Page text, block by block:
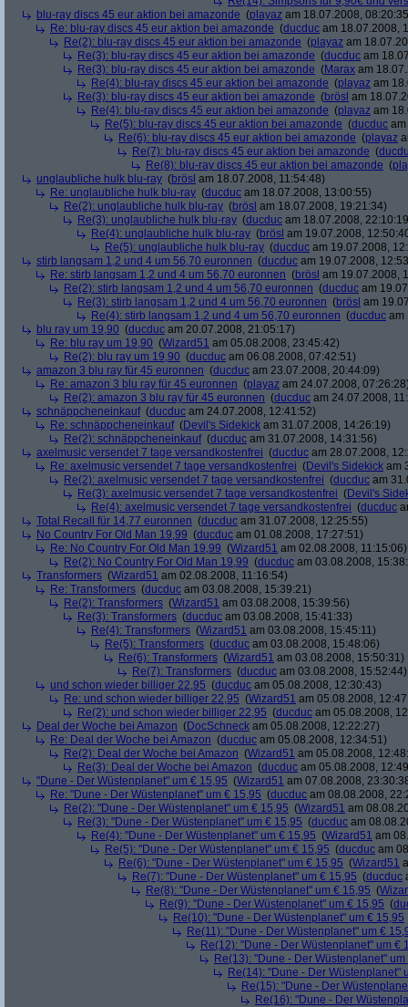
blu-ray discs 45 eur aktion bei amazonde (playaz am 18.07.2008,
Re: blu-ray discs 45 eur aktion bei amazonde (ducduc am 18.07.2008,
Re(2): blu-ray discs 45 eur aktion bei amazonde (playaz am
Re(3): blu-ray discs 45 eur aktion bei amazonde (ducduc am
Re(3): blu-ray discs 45 eur aktion bei amazonde (Marax am
Re(4): blu-ray discs 45 eur aktion bei amazonde (playaz am
Re(3): blu-ray discs 45 eur aktion bei amazonde (brösl am
Re(4): blu-ray discs 45 eur aktion bei amazonde (playaz am
Re(5): blu-ray discs 45 eur aktion bei amazonde (ducduc
Re(6): blu-ray discs 45 eur aktion bei amazonde (playaz
Re(7): blu-ray discs 45 eur aktion bei amazonde (
Re(8): blu-ray discs 45 eur aktion bei amazonde (
unglaubliche hulk blu-ray (brösl am 18.07.2008, 11:54:48)
Re: unglaubliche hulk blu-ray (ducduc am 18.07.2008, 13:00:55)
Re(2): unglaubliche hulk blu-ray (brösl am 18.07.2008, 19:21:34)
Re(3): unglaubliche hulk blu-ray (ducduc am 18.07.2008,
Re(4): unglaubliche hulk blu-ray (brösl am 19.07.2008,
Re(5): unglaubliche hulk blu-ray (ducduc am 19.07.2008,
stirb langsam 1,2 und 4 um 56,70 euronnen (ducduc am 19.07.2008,
Re: stirb langsam 1,2 und 4 um 56,70 euronnen (brösl am 19.07.2008,
Re(2): stirb langsam 1,2 und 4 um 56,70 euronnen (ducduc am
Re(3): stirb langsam 1,2 und 4 um 56,70 euronnen (brösl am
Re(4): stirb langsam 1,2 und 4 um 56,70 euronnen (ducduc am
blu ray um 19,90 (ducduc am 20.07.2008, 21:05:17)
Re: blu ray um 19,90 (Wizard51 am 05.08.2008, 23:45:42)
Re(2): blu ray um 19,90 (ducduc am 06.08.2008, 07:42:51)
amazon 3 blu ray für 45 euronnen (ducduc am 23.07.2008, 20:44:09)
Re: amazon 3 blu ray für 45 euronnen (playaz am 24.07.2008,
Re(2): amazon 3 blu ray für 45 euronnen (ducduc am 24.07.2008,
schnäppcheneinkauf(ducduc am 24.07.2008, 12:41:52)
Re: schnäppcheneinkauf(Devil's Sidekick am 31.07.2008, 14:26:19)
Re(2): schnäppcheneinkauf(ducduc am 31.07.2008, 14:31:56)
axelmusic versendet 7 tage versandkostenfrei (ducduc am 28.07.2008,
Re: axelmusic versendet 7 tage versandkostenfrei (Devil's Sidekick am
Re(2): axelmusic versendet 7 tage versandkostenfrei (ducduc am
Re(3): axelmusic versendet 7 tage versandkostenfrei (Devil's
Re(4): axelmusic versendet 7 tage versandkostenfrei (ducduc
Total Recall für 14,77 euronnen (ducduc am 31.07.2008, 12:25:55)
No Country For Old Man 19,99 (ducduc am 01.08.2008, 17:27:51)
Re: No Country For Old Man 19,99 (Wizard51 am 02.08.2008, 11:15:06)
Re(2): No Country For Old Man 19,99 (ducduc am 03.08.2008,
Transformers (Wizard51 am 02.08.2008, 11:16:54)
Re: Transformers (ducduc am 03.08.2008, 15:39:21)
Re(2): Transformers (Wizard51 am 03.08.2008, 15:39:56)
Re(3): Transformers (ducduc am 03.08.2008, 15:41:33)
Re(4): Transformers (Wizard51 am 03.08.2008, 15:45:11)
Re(5): Transformers (ducduc am 03.08.2008, 15:48:06)
Re(6): Transformers (Wizard51 am 03.08.2008, 15:50:31)
Re(7): Transformers (ducduc am 03.08.2008, 15:52:44)
und schon wieder billiger 22,95 (ducduc am 05.08.2008, 12:30:43)
Re: und schon wieder billiger 22,95 (Wizard51 am 05.08.2008,
Re(2): und schon wieder billiger 22,95 (ducduc am 05.08.2008,
Deal der Woche bei Amazon (DocSchneck am 05.08.2008, 12:22:27)
Re: Deal der Woche bei Amazon (ducduc am 05.08.2008, 12:34:51)
Re(2): Deal der Woche bei Amazon (Wizard51 am 05.08.2008,
Re(3): Deal der Woche bei Amazon (ducduc am 05.08.2008,
"Dune - Der Wüstenplanet" um € 15,95 (Wizard51 am 07.08.2008,
Re: "Dune - Der Wüstenplanet" um € 15,95 (ducduc am 08.08.2008,
Re(2): "Dune - Der Wüstenplanet" um € 15,95 (Wizard51 am
Re(3): "Dune - Der Wüstenplanet" um € 15,95 (ducduc am
Re(4): "Dune - Der Wüstenplanet" um € 15,95 (Wizard51 am
Re(5): "Dune - Der Wüstenplanet" um € 15,95 (ducduc am
Re(6): "Dune - Der Wüstenplanet" um € 15,95 (Wizard51
Re(7): "Dune - Der Wüstenplanet" um € 15,95 (ducduc
Re(8): "Dune - Der Wüstenplanet" um € 15,95 (
Re(9): "Dune - Der Wüstenplanet" um € 15,95 (
Re(10): "Dune - Der Wüstenplanet" um € 15,95
Re(11): "Dune - Der Wüstenplanet" um €
Re(12): "Dune - Der Wüstenplanet" um €
Re(13): "Dune - Der Wüstenplanet"
Re(14): "Dune - Der Wüstenplanet"
Re(15): "Dune - Der
Re(16): "Dune - Der